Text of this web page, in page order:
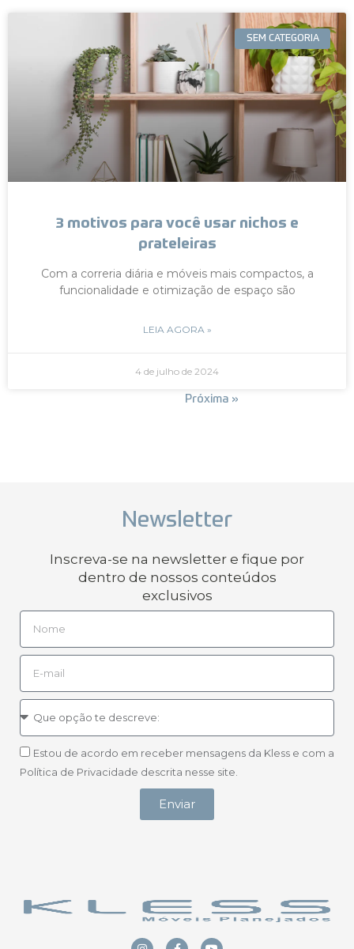
SEM CATEGORIA
3 motivos para você usar nichos e
prateleiras
Com a correria diária e móveis mais compactos, a
funcionalidade e otimização de espaço são
LEIA AGORA »
4 de julho de 2024
Próxima »
Newsletter
Inscreva-se na newsletter e fique por
dentro de nossos conteúdos
exclusivos
Estou de acordo em receber mensagens da Kless e com a
Política de Privacidade descrita nesse site.
Enviar